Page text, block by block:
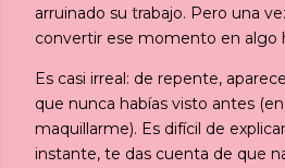
arruinado su trabajo. Pero una
convertir ese momento en algo
Es casi irreal: de repente,
que nunca habías visto antes
maquillarme). Es difícil de
instante, te das cuenta de que